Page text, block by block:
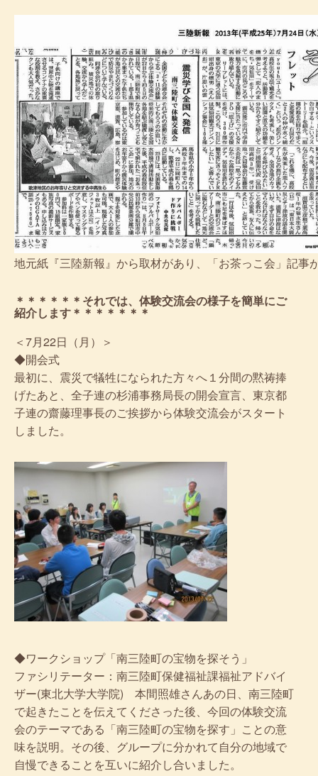
地元紙『三陸新報』から取材があり、「お茶っこ会」記事
＊＊＊＊＊＊それでは、体験交流会の様子を簡単にご
紹介します＊＊＊＊＊＊＊
＜7月22日（月）＞
◆開会式
最初に、震災で犠牲になられた方々へ１分間の黙祷捧
げたあと、全子連の杉浦事務局長の開会宣言、東京都
子連の齋藤理事長のご挨拶から体験交流会がスタート
しました。
◆ワークショップ「南三陸町の宝物を探そう」
ファシリテーター：南三陸町保健福祉課福祉アドバイ
ザー(東北大学大学院) 本間照雄さんあの日、南三陸町
で起きたことを伝えてくださった後、今回の体験交流
会のテーマである「南三陸町の宝物を探す」ことの意
味を説明。その後、グループに分かれて自分の地域で
自慢できることを互いに紹介し合いました。